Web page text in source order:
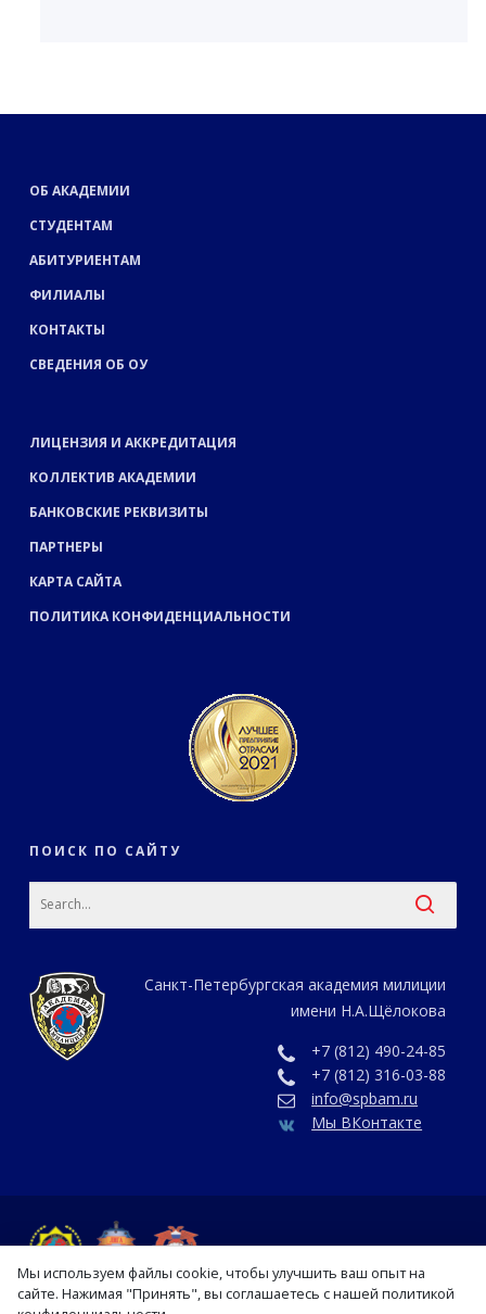
ОБ АКАДЕМИИ
СТУДЕНТАМ
АБИТУРИЕНТАМ
ФИЛИАЛЫ
КОНТАКТЫ
СВЕДЕНИЯ ОБ ОУ
ЛИЦЕНЗИЯ И АККРЕДИТАЦИЯ
КОЛЛЕКТИВ АКАДЕМИИ
БАНКОВСКИЕ РЕКВИЗИТЫ
ПАРТНЕРЫ
КАРТА САЙТА
ПОЛИТИКА КОНФИДЕНЦИАЛЬНОСТИ
ПОИСК ПО САЙТУ
Санкт-Петербургская академия милиции
имени Н.А.Щёлокова
+7 (812) 490-24-85
+7 (812) 316-03-88
info@spbam.ru
Мы ВКонтакте
Мы используем файлы cookie, чтобы улучшить ваш опыт на
сайте. Нажимая "Принять", вы соглашаетесь с нашей политикой